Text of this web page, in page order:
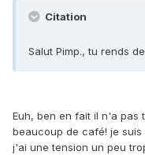
Citation
Salut Pimp., tu rends
Euh, ben en fait il n'a pas
beaucoup de café! je
j'ai une tension un peu